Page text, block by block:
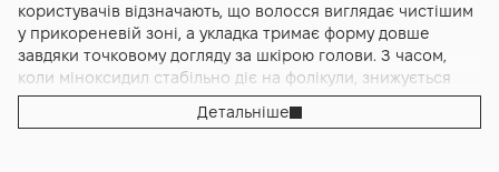
міноксидил у концентрації 5% — активний інгредієнт із
доведеною ефективністю, що подовжує анагенову фазу,
стимулює мікроциркуляцію в ділянці волосяних фолікулів і
допомагає збільшити діаметр наявних волосин. Упаковка
з двома флаконами по 60 мл і зручним спрей-аплікатором
розрахована приблизно на два місяці регулярного
користувачів відзначають, що волосся виглядає чистішим
у прикореневій зоні, а укладка тримає форму довше
завдяки точковому догляду за шкірою голови. З часом,
коли міноксидил стабільно діє на фолікули, знижується
кількість волосків, що випадають під час миття та
розчісування, збільшується частка щільніших, більш
Детальніше